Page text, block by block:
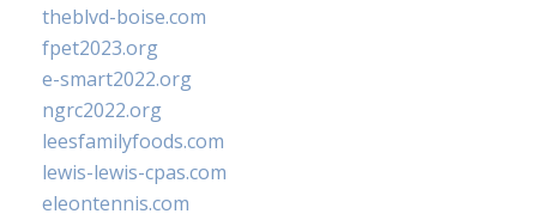
theblvd-boise.com
fpet2023.org
e-smart2022.org
ngrc2022.org
leesfamilyfoods.com
lewis-lewis-cpas.com
eleontennis.com